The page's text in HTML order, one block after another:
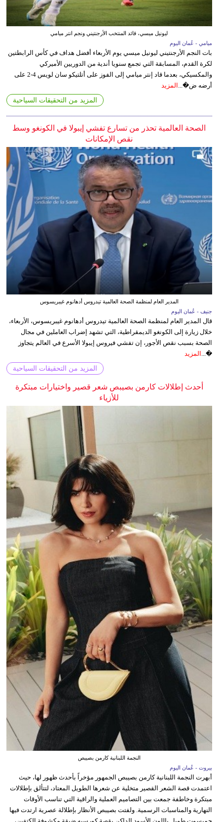
ليونيل ميسي، قائد المنتخب الأرجنتيني ونجم انتر ميامي
ميامي - عُمان اليوم
بات النجم الأرجنتيني ليونيل ميسي يوم الأربعاء أفضل هداف في كأس الرابطتين
لكرة القدم، المسابقة التي تجمع سنويا أندية من الدوريين الأميركي
والمكسيكي، بعدما قاد إنتر ميامي إلى الفوز على أتلتيكو سان لويس 4-2 على
أرضه ض�... المزيد
المزيد من التحقيقات السياحية
الصحة العالمية تحذر من تسارع تفشي إيبولا في الكونغو وسط
نقص الإمكانات
المدير العام لمنظمة الصحة العالمية تيدروس أدهانوم غيبريسوس
جنيف - عُمان اليوم
قال المدير العام لمنظمة الصحة العالمية تيدروس أدهانوم غيبريسوس، الأربعاء،
خلال زيارة إلى الكونغو الديمقراطية، التي تشهد إضراب العاملين في مجال
الصحة بسبب نقص الأجور، إن تفشي فيروس إيبولا الأسرع في العالم يتجاوز
�...
المزيد
المزيد من التحقيقات السياحية
أحدث إطلالات كارمن بصيبص شعر قصير واختيارات مبتكرة
للأزياء
النجمة اللبنانية كارمن بصيبص
بيروت - عُمان اليوم
أبهرت النجمة اللبنانية كارمن بصيبص الجمهور مؤخراً بأحدث ظهور لها، حيث
اعتمدت قصة الشعر القصير متخلية عن شعرها الطويل المعتاد، لتتألق بإطلالات
مبتكرة وخاطفة جمعت بين التصاميم العملية والراقية التي تناسب الأوقات
النهارية والمناسبات الرسمية. ولفتت بصيبص الأنظار بإطلالة عصرية ارتدت فيها